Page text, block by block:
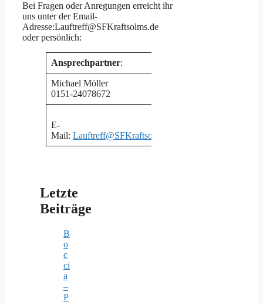
Bei Fragen oder Anregungen erreicht ihr
uns unter der Email-
Adresse:Lauftreff@SFKraftsolms.de
oder persönlich:
Ansprechpartner:
Michael Möller
0151-24078672
E-
Mail: Lauftreff@SFKraftsolms.de
Letzte
Beiträge
B
o
c
ci
a
–
P